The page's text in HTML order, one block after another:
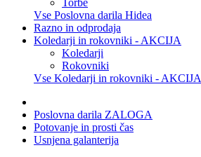
Torbe
Vse Poslovna darila Hidea
Razno in odprodaja
Koledarji in rokovniki - AKCIJA
Koledarji
Rokovniki
Vse Koledarji in rokovniki - AKCIJA
Poslovna darila ZALOGA
Potovanje in prosti čas
Usnjena galanterija